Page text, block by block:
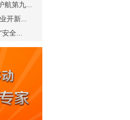
第九...
开新...
全...